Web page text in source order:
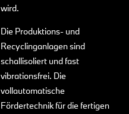
wird.
Die Produktions- und
Recyclinganlagen sind
schallisoliert und fast
vibrationsfrei. Die
vollautomatische
Fördertechnik für die fertigen